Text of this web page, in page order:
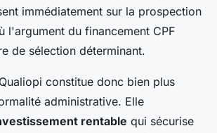
immédiatement sur la prospection
l'argument du financement CPF
de sélection déterminant.
constitue donc bien plus
administrative. Elle
rentable qui sécurise